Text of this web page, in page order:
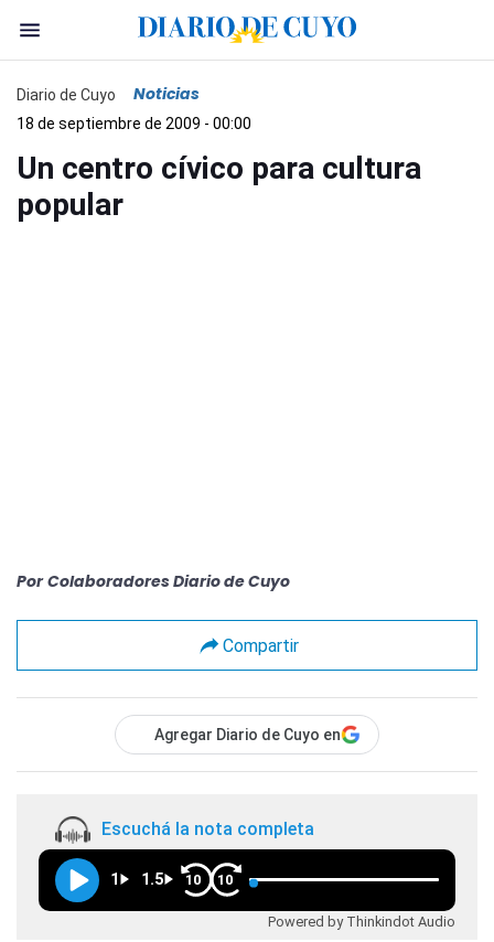
Diario de Cuyo Noticias
18 de septiembre de 2009 - 00:00
Un centro cívico para cultura
popular
Por Colaboradores Diario de Cuyo
Compartir
Agregar Diario de Cuyo en
Escuchá la nota completa
1 1.5 10 10
Powered by Thinkindot Audio